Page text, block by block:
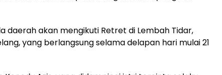
daerah akan mengikuti Retret di Lembah Tidar,
yang berlangsung selama delapan hari mulai 21